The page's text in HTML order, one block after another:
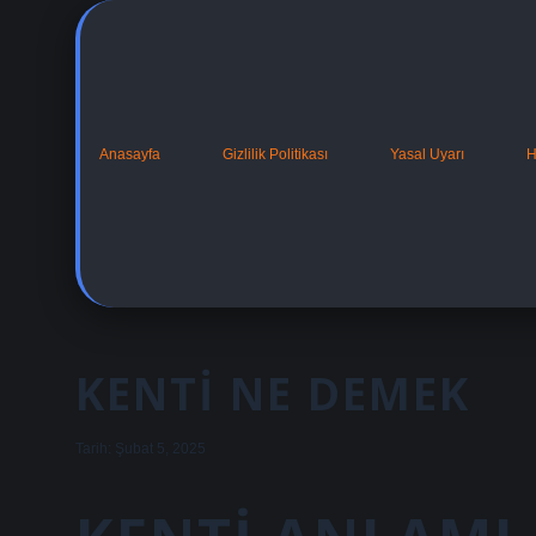
Anasayfa Gizlilik Politikası Yasal Uyarı
KENTI NE DEMEK
Tarih: Şubat 5, 2025